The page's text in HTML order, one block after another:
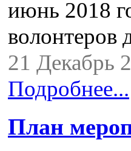
июнь 2018
волонтеров
21 Декабрь
Подробнее...
План